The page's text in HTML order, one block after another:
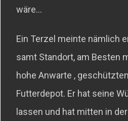
wäre…
Ein Terzel meinte nämlich
samt Standort, am Besten
hohe Anwarte ,
Futterdepot. Er hat seine
lassen und hat mitten in